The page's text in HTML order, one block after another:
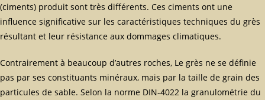
(ciments) produit sont très différents. Ces ciments ont une
influence significative sur les caractéristiques techniques du grès
résultant et leur résistance aux dommages climatiques.
Contrairement à beaucoup d’autres roches, Le grès ne se définie
pas par ses constituants minéraux, mais par la taille de grain des
particules de sable. Selon la norme DIN-4022 la granulométrie du